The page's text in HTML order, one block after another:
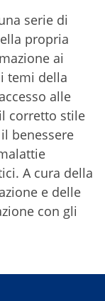
serie di
propria
ai
temi della
alle
corretto stile
benessere
A cura della
e delle
con gli